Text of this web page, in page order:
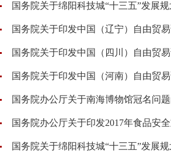
国务院关于绵阳科技城“十三五”发展
国务院关于印发中国（辽宁）自由贸
国务院关于印发中国（四川）自由贸
国务院关于印发中国（河南）自由贸
国务院办公厅关于南海博物馆冠名问
国务院办公厅关于印发2017年食品安
国务院关于绵阳科技城“十三五”发展